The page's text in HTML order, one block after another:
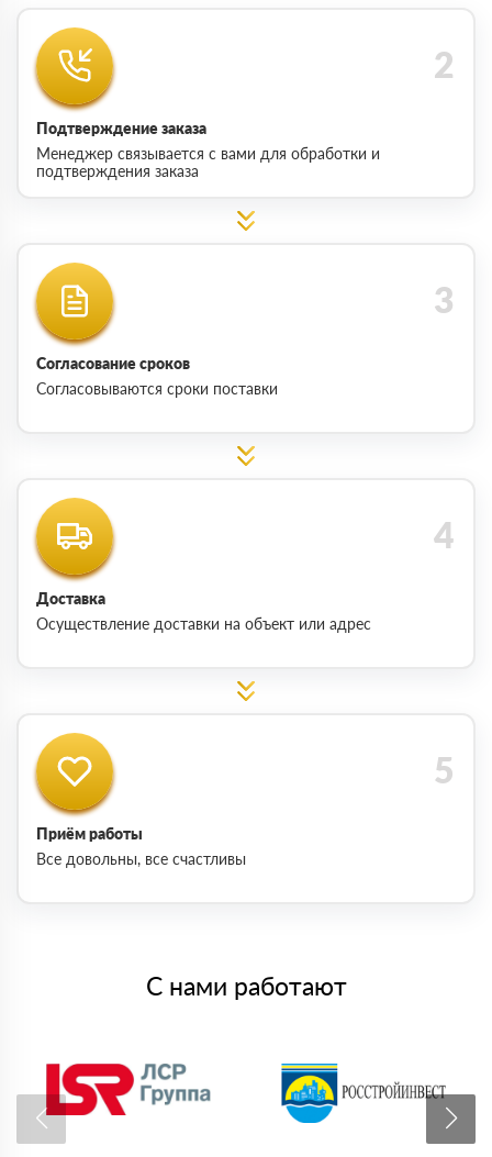
Подтверждение заказа
Менеджер связывается с вами для обработки и
подтверждения заказа
Согласование сроков
Согласовываются сроки поставки
Доставка
Осуществление доставки на объект или адрес
Приём работы
Все довольны, все счастливы
С нами работают